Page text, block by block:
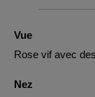
Vue
Rose vif avec
Nez